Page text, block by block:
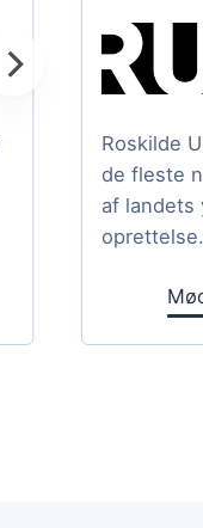
Roskilde
de fleste
af landets